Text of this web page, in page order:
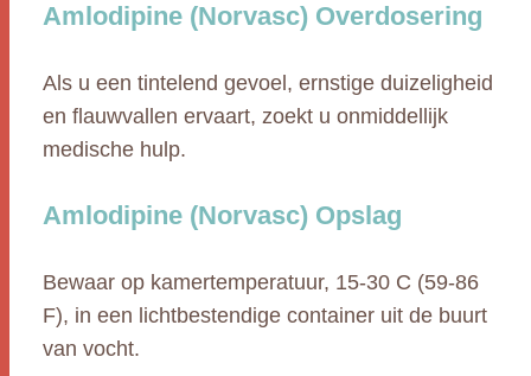
Amlodipine (Norvasc) Overdosering
Als u een tintelend gevoel, ernstige duizeligheid
en flauwvallen ervaart, zoekt u onmiddellijk
medische hulp.
Amlodipine (Norvasc) Opslag
Bewaar op kamertemperatuur, 15-30 C (59-86
F), in een lichtbestendige container uit de buurt
van vocht.